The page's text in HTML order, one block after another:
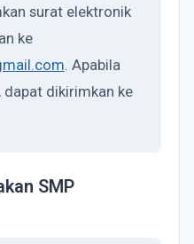
surat elektronik
ke
. Apabila
dikirimkan ke
SMP